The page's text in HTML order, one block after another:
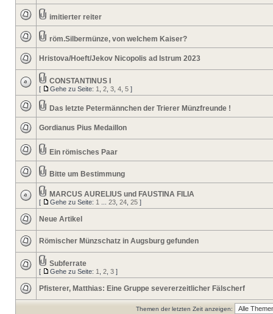
imitierter reiter
röm.Silbermünze, von welchem Kaiser?
Hristova/Hoeft/Jekov Nicopolis ad Istrum 2023
CONSTANTINUS I
[ Gehe zu Seite: 1 2 3 4 5 ]
Das letzte Petermännchen der Trierer Münzfreunde !
Gordianus Pius Medaillon
Ein römisches Paar
Bitte um Bestimmung
MARCUS AURELIUS und FAUSTINA FILIA
[ Gehe zu Seite: 1 23 24 25 ]
Neue Artikel
Römischer Münzschatz in Augsburg gefunden
Subferrate
[ Gehe zu Seite: 1 2 3 ]
Pfisterer, Matthias: Eine Gruppe severerzeitlicher Fälscherf
Themen der letzten Zeit anzeigen: